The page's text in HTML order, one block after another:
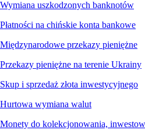
Wymiana uszkodzonych banknotów
Płatności na chińskie konta bankowe
Międzynarodowe przekazy pieniężne
Przekazy pieniężne na terenie Ukrainy
Skup i sprzedaż złota inwestycyjnego
Hurtowa wymiana walut
Monety do kolekcjonowania,